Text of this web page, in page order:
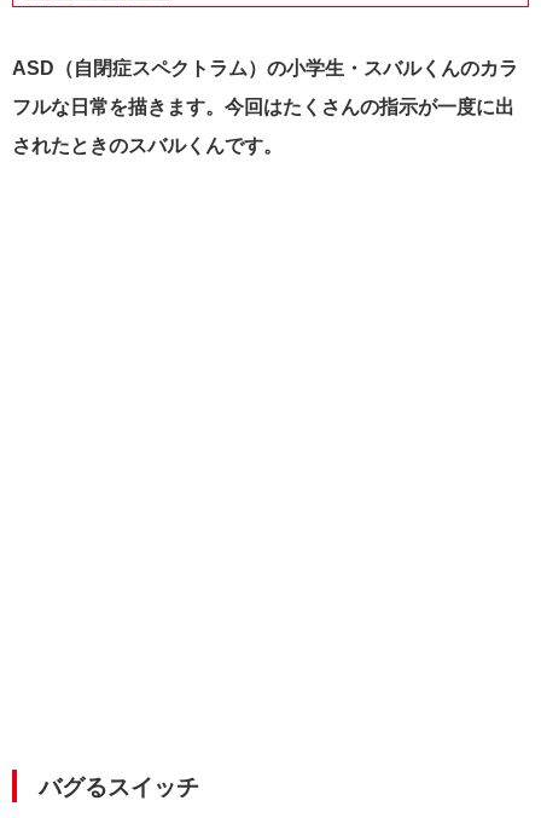
ASD（自閉症スペクトラム）の小学生・スバルくんのカラ
フルな日常を描きます。今回はたくさんの指示が一度に出
されたときのスバルくんです。
バグるスイッチ